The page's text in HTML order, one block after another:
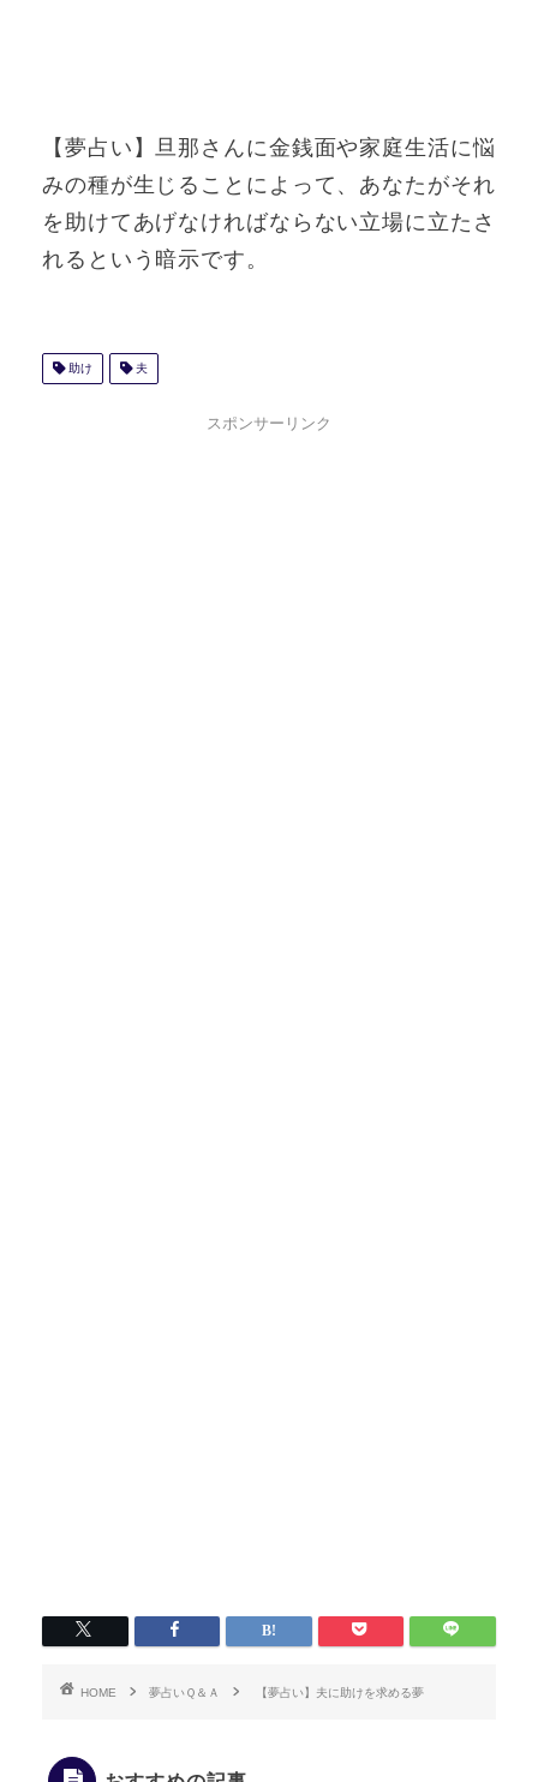
【夢占い】旦那さんに金銭面や家庭生活に悩
みの種が生じることによって、あなたがそれ
を助けてあげなければならない立場に立たさ
れるという暗示です。
助け 夫
スポンサーリンク
HOME 夢占いＱ＆Ａ 【夢占い】夫に助けを求める夢